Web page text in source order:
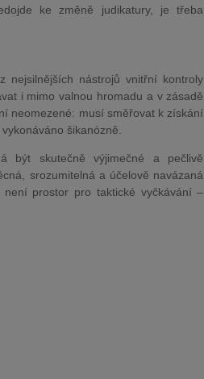
ke změně judikatury, je třeba
nástrojů vnitřní kontroly
i mimo valnou hromadu a v zásadě
neomezené: musí směřovat k získání
šikanózně.
být skutečně výjimečné a pečlivě
srozumitelná a účelově navázaná
prostor pro taktické vyčkávání –